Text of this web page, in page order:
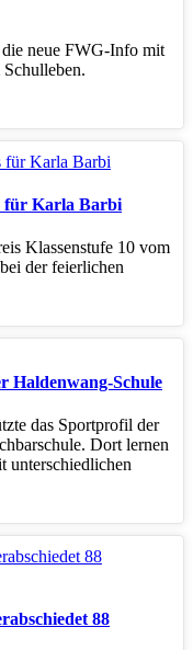
neue FWG-Info mit
für Karla Barbi
Klassenstufe 10 vom
der feierlichen
Haldenwang-Schule
das Sportprofil der
Dort lernen
unterschiedlichen
88